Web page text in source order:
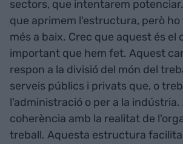
sectors, que intentarem
que aprimem l'estructura, però
més a baix. Crec que aquest és el
important que hem fet. Aquest
respon a la divisió del món del
serveis públics i privats que, o
l'administració o per a la
coherència amb la realitat de
treball. Aquesta estructura